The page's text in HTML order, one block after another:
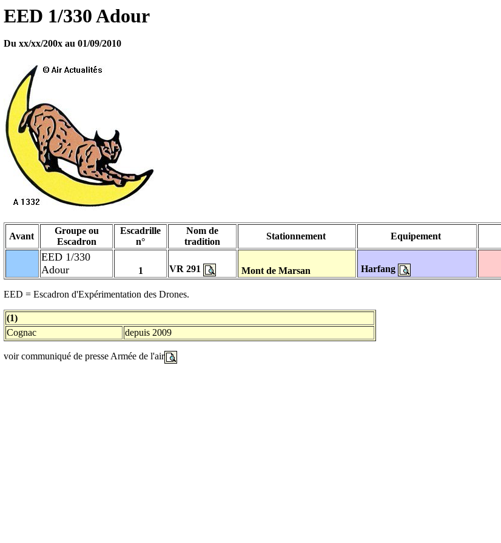
EED 1/330 Adour
Du xx/xx/200x au 01/09/2010
Avant
Groupe ou
Escadron
Escadrille
n°
Nom de
tradition
Stationnement Equipement
EED 1/330
Adour
1 VR 291 Mont de Marsan Harfang
EED = Escadron d'Expérimentation des Drones.
(1)
Cognac
depuis 2009
voir communiqué de presse Armée de l'air